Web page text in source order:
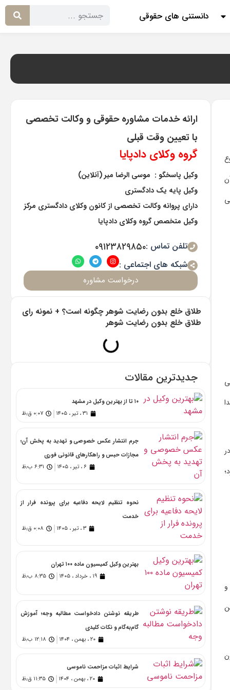
دانستنی های حقوقی
ارائه خدمات مشاوره حقوقی و وکالت تخصصی
با تعیین وقت قبلی
گروه وکلای دادپایا
وکیل پاسخگو : موسی الرضا میر (آنلاین)
وکیل پایه یک دادگستری
دارای پروانه وکالت تخصصی از کانون وکلای دادگستری مرکز
وکیل متخصص گروه وکلای دادپایا
تلفن تماس :۰۹۱۲۳۸۲۹۸۵۰
شبکه های اجتماعی :
درخواست مشاوره
طلاق خلع بدون رضایت شوهر چگونه است؟ + نمونه رای
طلاق خلع بدون رضایت شوهر
جدیدترین مقالات
۱۰ تا از بهترین وکیل در مشهد
۳۱ ، تیر ، ۱۴۰۵
۰:۰۷ ق٫ظ
جرم انتشار عکس خصوصی و تهدید به پخش آن؛
مجازات حبس و راهکارهای قانونی فوری
۶ ، تیر ، ۱۴۰۵
۶:۳۱ ب٫ظ
نحوه تنظیم لایحه دفاعیه برای پرونده فرار از
خدمت
۳ ، تیر ، ۱۴۰۵
۰:۰۸ ق٫ظ
بهترین وکیل کمیسیون ماده ۱۰۰ تهران
۱۹ ، خرداد ، ۱۴۰۵
۸:۳۵ ب٫ظ
طریقه نوشتن دادخواست مطالبه وجه؛ آموزش
گام‌به‌گام و نکات کلیدی
۲۰ ، بهمن ، ۱۴۰۴
۱۲:۱۸ ب٫ظ
شرایط اثبات مزاحمت ناموسی
۲۰ ، بهمن ، ۱۴۰۴
۱۱:۳۵ ق٫ظ